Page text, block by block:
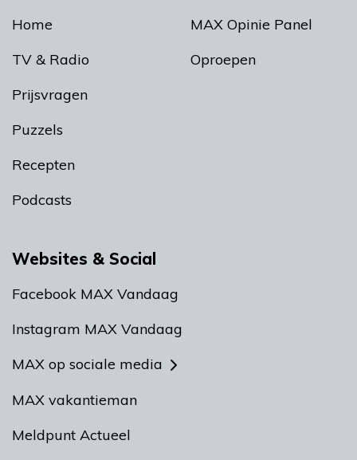
Home
TV & Radio
Prijsvragen
Puzzels
Recepten
Podcasts
MAX Opinie Panel
Oproepen
Websites & Social
Facebook MAX Vandaag
Instagram MAX Vandaag
MAX op sociale media
MAX vakantieman
Meldpunt Actueel